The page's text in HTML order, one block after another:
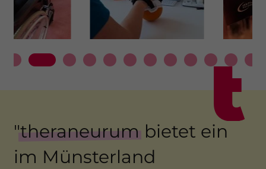
"theraneurum bietet ein
im Münsterland